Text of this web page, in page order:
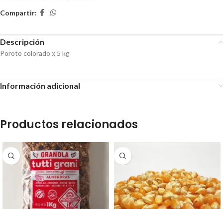
Compartir:
Descripción
Poroto colorado x 5 kg
Información adicional
Productos relacionados